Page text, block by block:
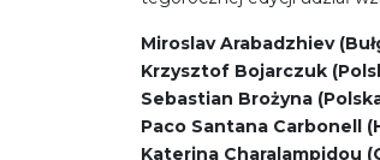
Miroslav Arabadzhiev
Krzysztof Bojarczuk
Sebastian Brożyna
Paco Santana Carbonell
Katerina Charalampidou